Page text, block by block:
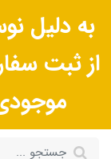
به دلیل
از ثبت